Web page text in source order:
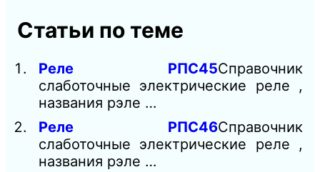
Статьи по теме
Реле РПС45Справочник
слаботочные электрические реле ,
названия рэле …
Реле РПС46Справочник
слаботочные электрические реле ,
названия рэле …